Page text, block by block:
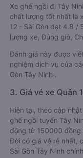
Xe ghế ngồi đi Tây
chất lượng tốt nhất là
12 - Sài Gòn đạt 4.8 /
lượng xe, Đúng giờ,
Đánh giá này được
nghiệm dịch vụ của
Gòn Tây Ninh .
3. Giá vé xe Quận
Hiện tại, theo cập
ghế ngồi tuyến Tây
động từ 150000 đồng
Đời có giá vé rẻ nhất,
Sài Gòn Tây Ninh